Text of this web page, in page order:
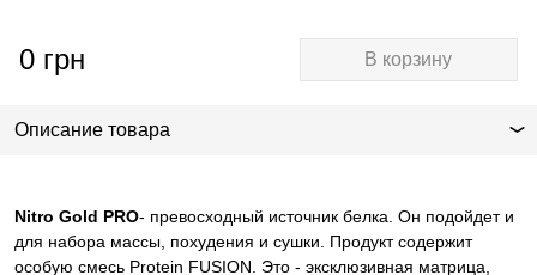
0 грн В корзину
Описание товара
Nitro Gold PRO- превосходный источник белка. Он подойдет и
для набора массы, похудения и сушки. Продукт содержит
особую смесь Protein FUSION. Это - эксклюзивная матрица,